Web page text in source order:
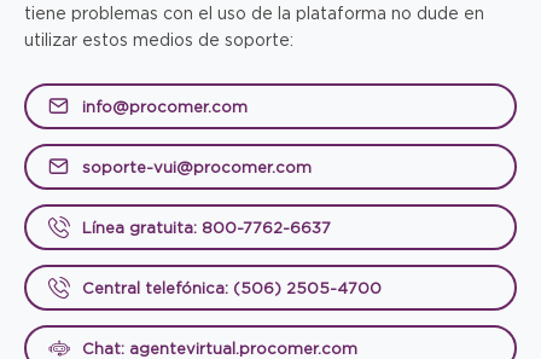
tiene problemas con el uso de la plataforma no dude en
utilizar estos medios de soporte:
info@procomer.com
soporte-vui@procomer.com
Línea gratuita: 800-7762-6637
Central telefónica: (506) 2505-4700
Chat: agentevirtual.procomer.com